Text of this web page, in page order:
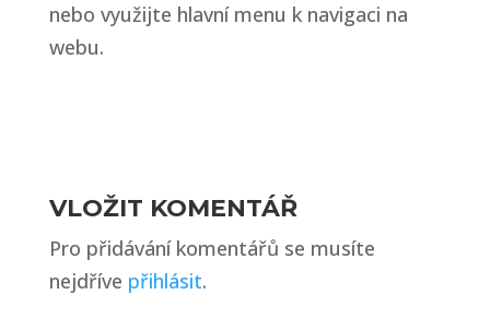
nebo využijte hlavní menu k navigaci na
webu.
VLOŽIT KOMENTÁŘ
Pro přidávání komentářů se musíte
nejdříve přihlásit.